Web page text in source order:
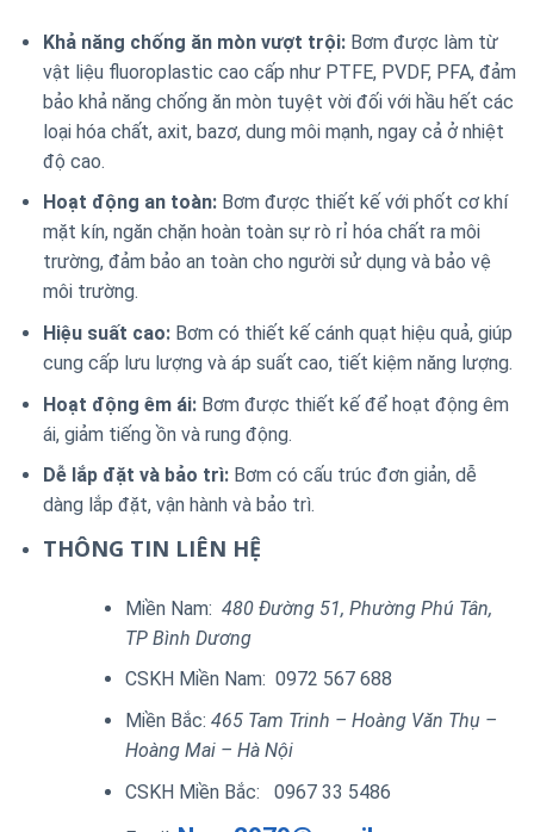
Khả năng chống ăn mòn vượt trội:Bơm được làm từ
vật liệu fluoroplastic cao cấp như PTFE, PVDF, PFA, đảm
bảo khả năng chống ăn mòn tuyệt vời đối với hầu hết các
loại hóa chất, axit, bazơ, dung môi mạnh, ngay cả ở nhiệt
độ cao.
Hoạt động an toàn:Bơm được thiết kế với phốt cơ khí
mặt kín, ngăn chặn hoàn toàn sự rò rỉ hóa chất ra môi
trường, đảm bảo an toàn cho người sử dụng và bảo vệ
môi trường.
Hiệu suất cao:Bơm có thiết kế cánh quạt hiệu quả, giúp
cung cấp lưu lượng và áp suất cao, tiết kiệm năng lượng.
Hoạt động êm ái:Bơm được thiết kế để hoạt động êm
ái, giảm tiếng ồn và rung động.
Dễ lắp đặt và bảo trì:Bơm có cấu trúc đơn giản, dễ
dàng lắp đặt, vận hành và bảo trì.
THÔNG TIN LIÊN HỆ
Miền Nam: 480 Đường 51, Phường Phú Tân,
TP Bình Dương
CSKH Miền Nam: 0972 567 688
Miền Bắc: 465 Tam Trinh – Hoàng Văn Thụ –
Hoàng Mai – Hà Nội
CSKH Miền Bắc: 0967 33 5486